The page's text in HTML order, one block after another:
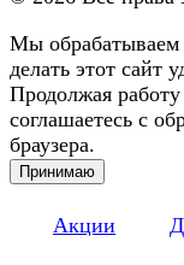
Мы
делать этот сайт
Продолжая
соглашаетесь с
браузера.
Принимаю
Акции